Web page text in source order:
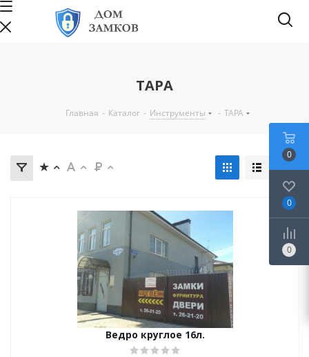
ТАРА
Главная - Каталог - Инструменты - ТАРА
Ведро круглое 16л.
0
0
0